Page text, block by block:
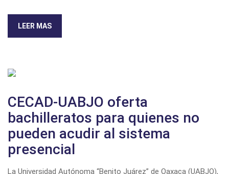
LEER MAS
CECAD-UABJO oferta
bachilleratos para quienes no
pueden acudir al sistema
presencial
La Universidad Autónoma “Benito Juárez” de Oaxaca (UABJO),